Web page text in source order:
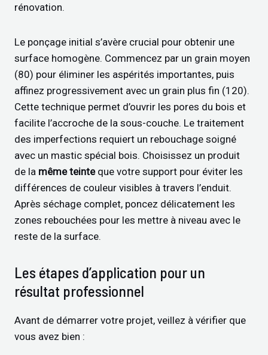
rénovation.
Le ponçage initial s’avère crucial pour obtenir une
surface homogène. Commencez par un grain moyen
(80) pour éliminer les aspérités importantes, puis
affinez progressivement avec un grain plus fin (120).
Cette technique permet d’ouvrir les pores du bois et
facilite l’accroche de la sous-couche. Le traitement
des imperfections requiert un rebouchage soigné
avec un mastic spécial bois. Choisissez un produit
de la même teinteque votre support pour éviter les
différences de couleur visibles à travers l’enduit.
Après séchage complet, poncez délicatement les
zones rebouchées pour les mettre à niveau avec le
reste de la surface.
Les étapes d’application pour un
résultat professionnel
Avant de démarrer votre projet, veillez à vérifier que
vous avez bien :